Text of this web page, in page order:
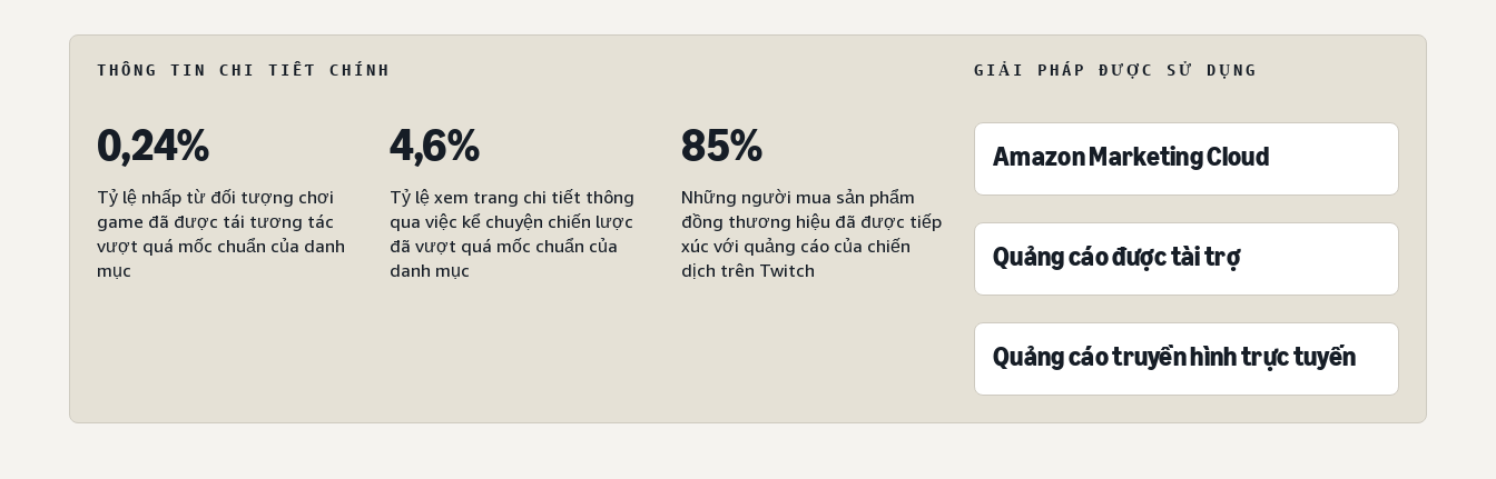
THÔNG TIN CHI TIẾT CHÍNH
0,24%
Tỷ lệ nhấp từ đối tượng chơi
game đã được tái tương tác
vượt quá mốc chuẩn của danh
mục
4,6%
Tỷ lệ xem trang chi tiết thông
qua việc kể chuyện chiến lược
đã vượt quá mốc chuẩn của
danh mục
85%
Những người mua sản phẩm
đồng thương hiệu đã được tiếp
xúc với quảng cáo của chiến
dịch trên Twitch
GIẢI PHÁP ĐƯỢC SỬ DỤNG
Amazon Marketing Cloud
Quảng cáo được tài trợ
Quảng cáo truyền hình trực tuyến